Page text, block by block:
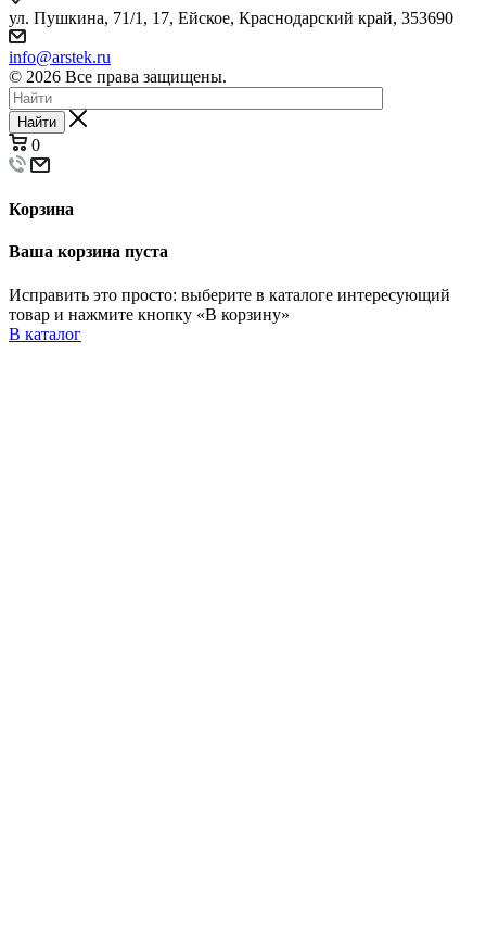
ул. Пушкина, 71/1, 17, Ейское, Краснодарский край, 353690
info@arstek.ru
© 2026 Все права защищены.
Найти
0
Корзина
Ваша корзина пуста
Исправить это просто: выберите в каталоге интересующий
товар и нажмите кнопку «В корзину»
В каталог